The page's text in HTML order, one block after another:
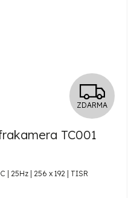
Z
D
ZDARMA
TC001
| 25Hz | 256 x 192 | TISR